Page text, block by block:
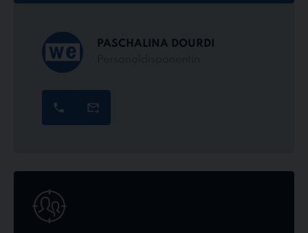
PASCHALINA DOURDI
online
bewerben